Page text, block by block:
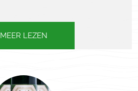
MEER LEZEN